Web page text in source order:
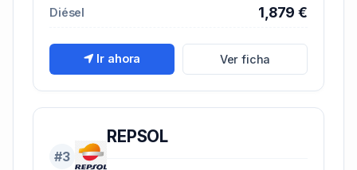
Diésel 1,879 €
Ir ahora Ver ficha
#3
REPSOL